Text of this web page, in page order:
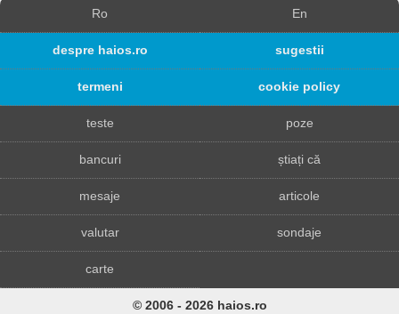
Ro En
despre haios.ro sugestii
termeni cookie policy
teste poze
bancuri știați că
mesaje articole
valutar sondaje
carte
© 2006 - 2026 haios.ro